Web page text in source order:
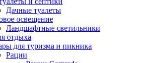
Дачные туалеты
освещение
Ландшафтные светильники
отдыха
для туризма и пикника
Рации